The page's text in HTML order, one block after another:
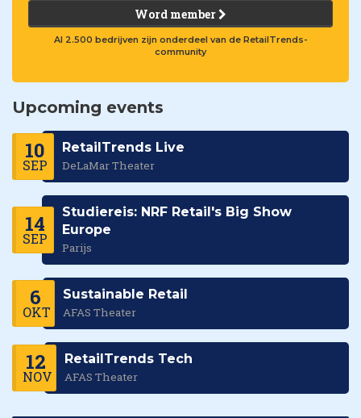
Word member
Al 2.500 bedrijven zijn onderdeel van de RetailTrends-
community
Upcoming events
10
SEP
RetailTrends Live
DeLaMar Theater
14
SEP
Studiereis: NRF Retail's Big Show
Europe
Parijs
6
OKT
Sustainable Retail
AFAS Theater
12
NOV
RetailTrends Tech
AFAS Theater